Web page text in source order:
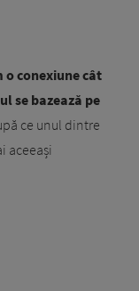
o conexiune cât
se bazează pe
ce unul dintre
aceeași